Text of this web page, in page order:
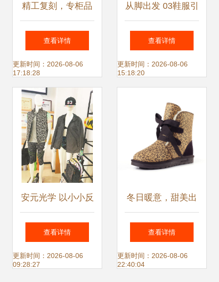
精工复刻，专柜品
质 诚信经营大牌鞋
服，邀您携手共赢
查看详情
更新时间：2026-08-06
17:18:28
从脚出发 03鞋服引
领舒适新风尚
查看详情
更新时间：2026-08-06
15:18:20
安元光学 以小小反
光膜撬动亿元市
场，照亮鞋服行业
查看详情
更新时间：2026-08-06
09:28:27
冬日暖意，甜美出
行 粉色中筒蝴蝶结
雪地靴穿搭指南
查看详情
更新时间：2026-08-06
22:40:04